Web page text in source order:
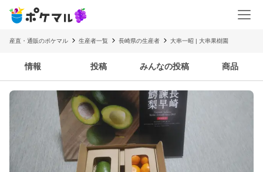
産直・通販のポケマル 生産者一覧 長崎県の生産者 大串一昭 | 大串果樹園
情報 投稿 みんなの投稿 商品